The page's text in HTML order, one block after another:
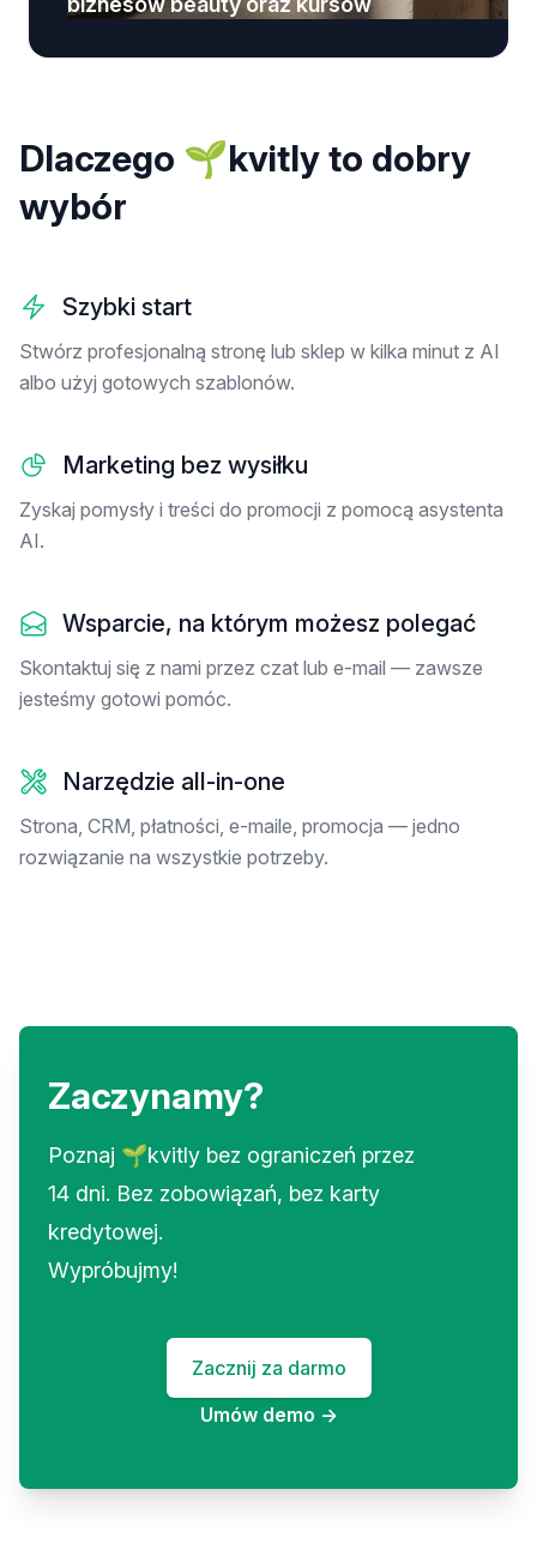
Dlaczego 🌱kvitly to dobry
wybór
Szybki start
Stwórz profesjonalną stronę lub sklep w kilka minut z AI
albo użyj gotowych szablonów.
Marketing bez wysiłku
Zyskaj pomysły i treści do promocji z pomocą asystenta
AI.
Wsparcie, na którym możesz polegać
Skontaktuj się z nami przez czat lub e-mail — zawsze
jesteśmy gotowi pomóc.
Narzędzie all-in-one
Strona, CRM, płatności, e-maile, promocja — jedno
rozwiązanie na wszystkie potrzeby.
Zaczynamy?
Poznaj 🌱kvitly bez ograniczeń przez
14 dni. Bez zobowiązań, bez karty
kredytowej.
Wypróbujmy!
Zacznij za darmo
Umów demo →